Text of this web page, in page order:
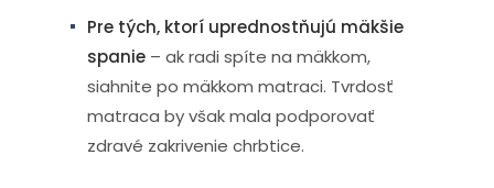
Pre tých, ktorí uprednostňujú mäkšie
spanie – ak radi spíte na mäkkom,
siahnite po mäkkom matraci. Tvrdosť
matraca by však mala podporovať
zdravé zakrivenie chrbtice.